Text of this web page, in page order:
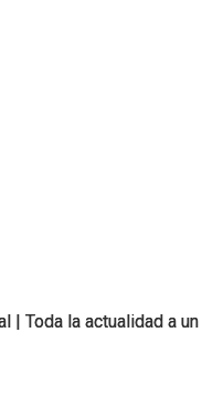
| Toda la actualidad a un
| Toda la actualidad a un